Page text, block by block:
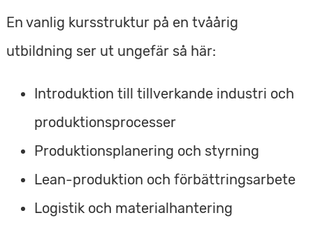
En vanlig kursstruktur på en tvåårig
utbildning ser ut ungefär så här:
Introduktion till tillverkande industri och
produktionsprocesser
Produktionsplanering och styrning
Lean-produktion och förbättringsarbete
Logistik och materialhantering